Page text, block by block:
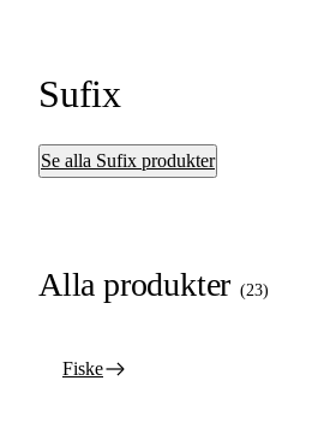
Sufix
Se alla Sufix produkter
Alla produkter (23)
Fiske